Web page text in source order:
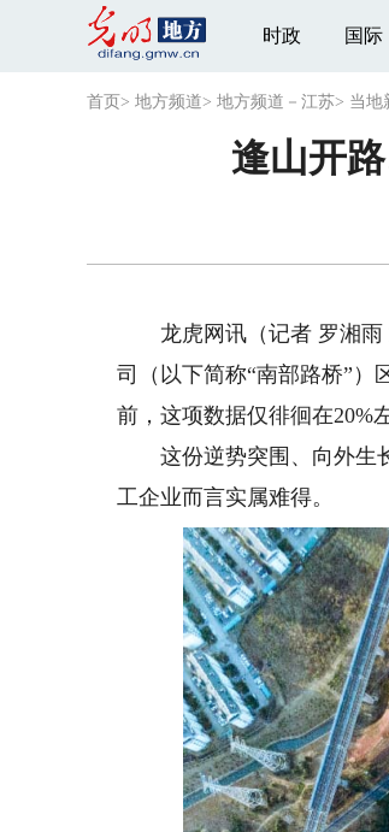
时政 国际
首页 > 地方频道> 地方频道－江苏> 当地
逢山开
龙虎网讯（记者 罗湘雨
司（以下简称“南部路桥”）
前，这项数据仅徘徊在20%
这份逆势突围、向外生长
工企业而言实属难得。